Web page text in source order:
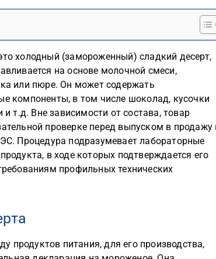
холодный (замороженный) сладкий десерт,
на основе молочной смеси,
или пюре. Он может содержать
компоненты, в том числе шоколад, кусочки
и т.д. Вне зависимости от состава, товар
проверке перед выпуском в продажу
Процедура подразумевает лабораторные
в ходе которых подтверждается его
профильных технических
продуктов питания, для его производства,